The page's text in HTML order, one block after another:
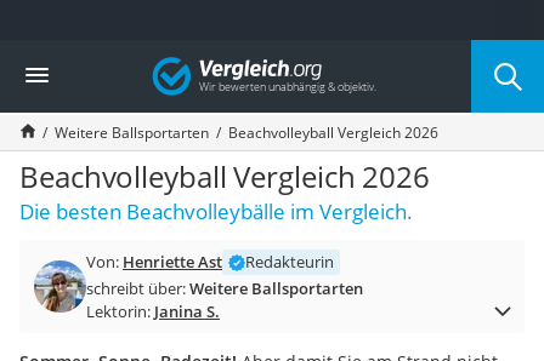
Die beliebtesten Vergleiche nach Kategorie
Freizeit & Sport
Gartentrampolin
Trampolin
Metalldetektor
Eufab-Fahrradträger
Trampolin 366 cm
Aluminium-Koffer
Futterboot
Vergleich
Weitere Ballsportarten Beachvolleyball Vergleich 2026
Beachvolleyball Vergleich 2026
Die besten Beachvolleybälle im Vergleich.
Von: Henriette Ast
Redakteurin
schreibt über:Weitere Ballsportarten
Lektorin: Janina S.